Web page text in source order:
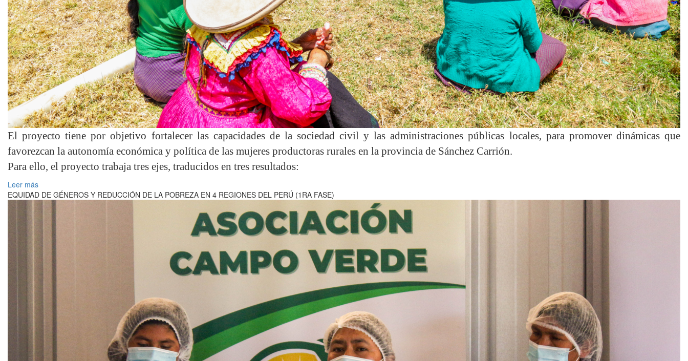
El proyecto tiene por objetivo fortalecer las capacidades de la sociedad civil y las administraciones públicas locales, para promover dinámicas que
favorezcan la autonomía económica y política de las mujeres productoras rurales en la provincia de Sánchez Carrión.
Para ello, el proyecto trabaja tres ejes, traducidos en tres resultados:
Leer más
EQUIDAD DE GÉNEROS Y REDUCCIÓN DE LA POBREZA EN 4 REGIONES DEL PERÚ (1RA FASE)